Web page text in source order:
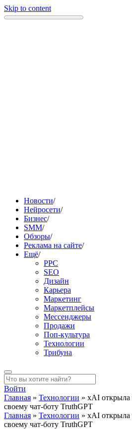
Skip to content
Новости/
Нейросети/
Бизнес/
SMM/
Обзоры/
Реклама на сайте/
Ещё/
PPC
SEO
Дизайн
Карьера
Маркетинг
Маркетплейсы
Мессенджеры
Продажи
Поп-культура
Технологии
Трибуна
Войти
Главная » Технологии » xAI открыла
своему чат-боту TruthGPT
Главная » Технологии » xAI открыла
своему чат-боту TruthGPT